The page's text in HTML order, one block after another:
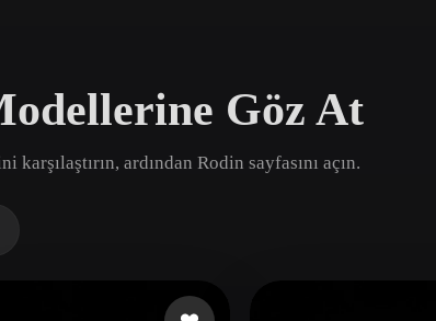
E-commerce
Design
Göz At
ardından Rodin sayfasını açın.